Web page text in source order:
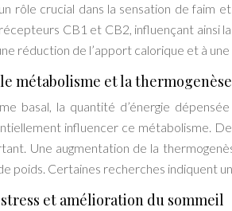
rôle crucial dans la sensation de
CB1 et CB2, influençant ainsi
réduction de l’apport calorique et à
métabolisme et la thermogenèse
basal, la quantité d’énergie
influencer ce métabolisme.
Une augmentation de la
poids. Certaines recherches indiquent
et amélioration du sommeil